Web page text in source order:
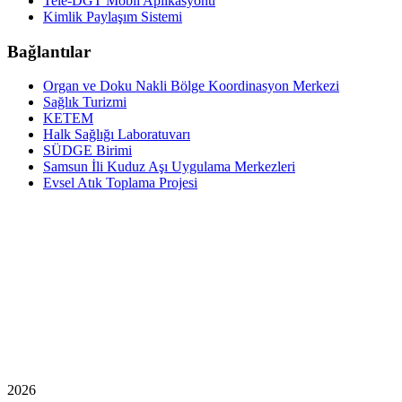
Kimlik Paylaşım Sistemi
Bağlantılar
Organ ve Doku Nakli Bölge Koordinasyon Merkezi
Sağlık Turizmi
KETEM
Halk Sağlığı Laboratuvarı
SÜDGE Birimi
Samsun İli Kuduz Aşı Uygulama Merkezleri
Evsel Atık Toplama Projesi
2026